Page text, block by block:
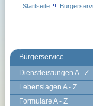
Bürgerservice
Dienstleistungen A - Z
Lebenslagen A - Z
Formulare A - Z
Startseite